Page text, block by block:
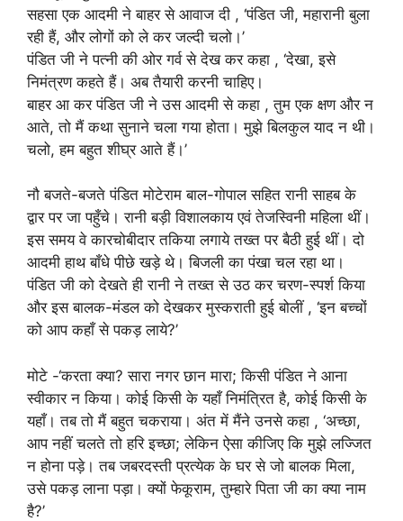
सहसा एक आदमी ने बाहर से आवाज दी , ‘पंडित जी, महारानी बुला
रही हैं, और लोगों को ले कर जल्दी चलो।’
पंडित जी ने पत्नी की ओर गर्व से देख कर कहा , ‘देखा, इसे
निमंत्रण कहते हैं। अब तैयारी करनी चाहिए।
बाहर आ कर पंडित जी ने उस आदमी से कहा , तुम एक क्षण और न
आते, तो मैं कथा सुनाने चला गया होता। मुझे बिलकुल याद न थी।
चलो, हम बहुत शीघ्र आते हैं।’
नौ बजते-बजते पंडित मोटेराम बाल-गोपाल सहित रानी साहब के
द्वार पर जा पहुँचे। रानी बड़ी विशालकाय एवं तेजस्विनी महिला थीं।
इस समय वे कारचोबीदार तकिया लगाये तख्त पर बैठी हुई थीं। दो
आदमी हाथ बाँधे पीछे खड़े थे। बिजली का पंखा चल रहा था।
पंडित जी को देखते ही रानी ने तख्त से उठ कर चरण-स्पर्श किया
और इस बालक-मंडल को देखकर मुस्कराती हुई बोलीं , ‘इन बच्चों
को आप कहाँ से पकड़ लाये?’
मोटे -‘करता क्या? सारा नगर छान मारा; किसी पंडित ने आना
स्वीकार न किया। कोई किसी के यहाँ निमंत्रित है, कोई किसी के
यहाँ। तब तो मैं बहुत चकराया। अंत में मैंने उनसे कहा , ‘अच्छा,
आप नहीं चलते तो हरि इच्छा; लेकिन ऐसा कीजिए कि मुझे लज्जित
न होना पड़े। तब जबरदस्ती प्रत्येक के घर से जो बालक मिला,
उसे पकड़ लाना पड़ा। क्यों फेकूराम, तुम्हारे पिता जी का क्या नाम
है?’